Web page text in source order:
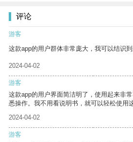
评论
游客
这款app的用户群体非常庞大，我可以结识到
2024-04-02
游客
这款app的用户界面简洁明了，使用起来非
悉操作。我不用看说明书，就可以轻松使用
2024-04-02
游客